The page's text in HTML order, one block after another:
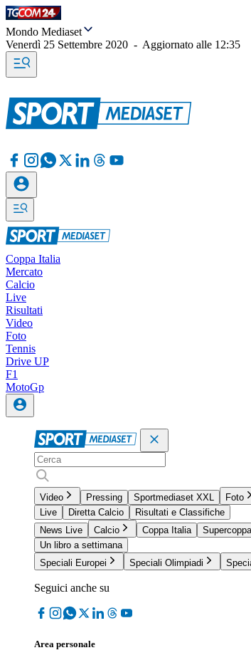
Mondo Mediaset
Venerdì 25 Settembre 2020 - Aggiornato alle 12:35
Coppa Italia
Mercato
Calcio
Live
Risultati
Video
Foto
Tennis
Drive UP
F1
MotoGp
Video Pressing Sportmediaset XXL
Foto
Live
Diretta Calcio
Risultati e Classifiche
News Live
Calcio Coppa Italia
Un libro a settimana
Speciali Europei
Speciali Olimpiadi
Seguici anche su
Area personale